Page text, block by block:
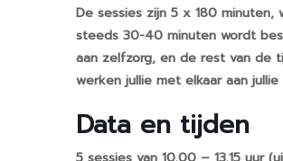
De sessies zijn 5 x 180 minuten,
steeds 30-40 minuten wordt
aan zelfzorg, en de rest van de
werken jullie met elkaar aan
Data en tijden